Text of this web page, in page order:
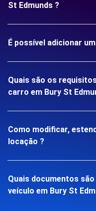
St Edmunds ?
É possível adicionar
Quais são os
carro em Bury St
Como modificar,
locação ?
Quais documentos
veículo em Bury St